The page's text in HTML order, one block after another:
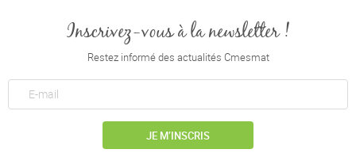
Inscrivez-vous à la newsletter !
Restez informé des actualités Cmesmat
JE M’INSCRIS